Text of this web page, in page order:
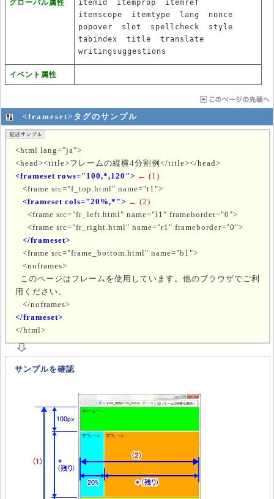
グローバル属性
itemid
itemprop
itemref
itemscope
itemtype lang
nonce
popover
slot spellcheck
style
tabindex
title
translate
writingsuggestions
イベント属性
<frameset>タグのサンプル
<html lang="ja">
<head><title>フレームの縦横4分割例</title></head>
<frameset rows="100,*,120"> ← (1)
<frame src="f_top.html" name="t1">
<frameset cols="20%,*"> ← (2)
<frame src="fr_left.html" name="l1" frameborder="0">
<frame src="fr_right.html" name="r1" frameborder="0">
</frameset>
<frame src="frame_bottom.html" name="b1">
<noframes>
このページはフレームを使用しています。他のブラウザでご利
用ください。
</noframes>
</frameset>
</html>
サンプルを確認